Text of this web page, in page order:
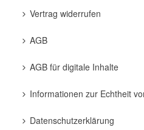
Vertrag widerrufen
AGB
AGB für digitale Inhalte
Informationen zur Echtheit
Datenschutzerklärung